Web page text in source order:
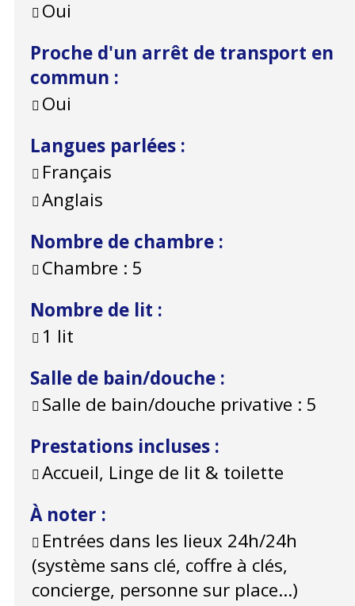
Oui
Proche d'un arrêt de transport en
commun :
Oui
Langues parlées :
Français
Anglais
Nombre de chambre :
Chambre : 5
Nombre de lit :
1 lit
Salle de bain/douche :
Salle de bain/douche privative : 5
Prestations incluses :
Accueil, Linge de lit & toilette
À noter :
Entrées dans les lieux 24h/24h
(système sans clé, coffre à clés,
concierge, personne sur place...)